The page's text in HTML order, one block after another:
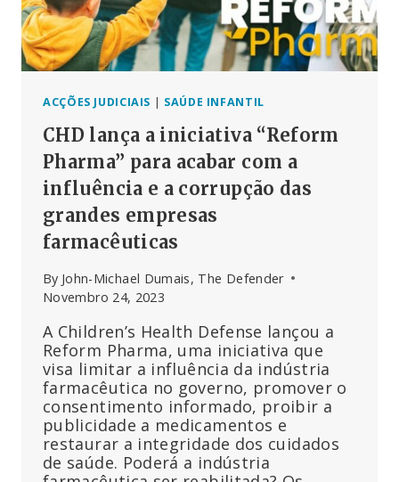
ALTERAÇÕES
AO
REGULAMENTO
SANITÁRIO
ACÇÕES JUDICIAIS | SAÚDE INFANTIL
CHD lança a iniciativa “Reform
Pharma” para acabar com a
influência e a corrupção das
grandes empresas
farmacêuticas
By John-Michael Dumais, The Defender
Novembro 24, 2023
A Children’s Health Defense lançou a
Reform Pharma, uma iniciativa que
visa limitar a influência da indústria
farmacêutica no governo, promover o
consentimento informado, proibir a
publicidade a medicamentos e
restaurar a integridade dos cuidados
de saúde. Poderá a indústria